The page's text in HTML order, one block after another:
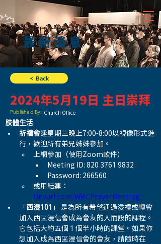
最新消息
< Back
2024年5月19日 主日崇拜
Church Office
Published By:
肢體生活
祈禱會逢星期三晚上7:00-8:00以視像形式進
行，歡迎所有弟兄姊妹參加。
上網參加（使用Zoom軟件）
Meeting ID: 820 3761 9832
Password: 266560
或用結連：
tinyurl.com/WBCPrayerMeeting
「 西浸101 」 是為所有希望通過浸禮或轉會
加入西區浸信會成為會友的人而設的課程。
它包括大約五個 1 個半小時的課堂。如果你
想加入成為西區浸信會的會友，請隨時在